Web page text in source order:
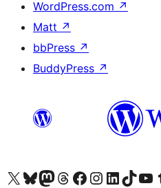
WordPress.com ↗
Matt ↗
bbPress ↗
BuddyPress ↗
Besøk vår konto på X Visit our Bluesky account
Besøk vår Mastodon-konto
Visit our Threads account
Besøk vår Facebook-sideBesøk vår Instagram-konto
Besøk vår LinkedIn-konto
Visit our TikTok
Visit our